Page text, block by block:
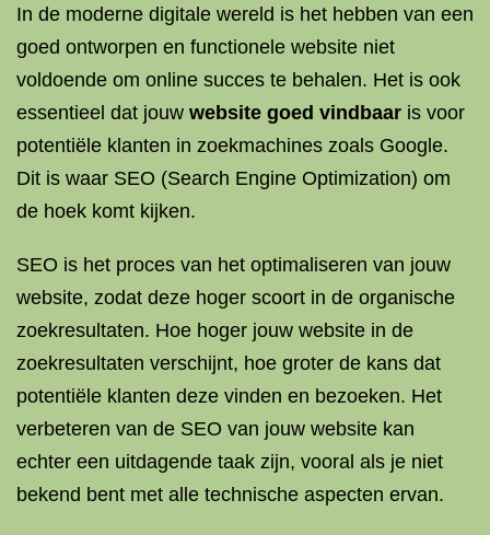
In de moderne digitale wereld is het hebben van een
goed ontworpen en functionele website niet
voldoende om online succes te behalen. Het is ook
essentieel dat jouw website goed vindbaar is voor
potentiële klanten in zoekmachines zoals Google.
Dit is waar SEO (Search Engine Optimization) om
de hoek komt kijken.
SEO is het proces van het optimaliseren van jouw
website, zodat deze hoger scoort in de organische
zoekresultaten. Hoe hoger jouw website in de
zoekresultaten verschijnt, hoe groter de kans dat
potentiële klanten deze vinden en bezoeken. Het
verbeteren van de SEO van jouw website kan
echter een uitdagende taak zijn, vooral als je niet
bekend bent met alle technische aspecten ervan.